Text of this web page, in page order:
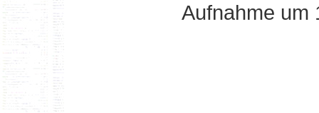
Aufnahme um